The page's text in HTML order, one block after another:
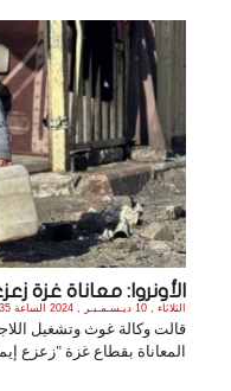
الأونروا: معاناة غزة
الثلاثاء , 10 ديـسـمـبـر , 2024 الساعة 6:34:35 PM
قالت وكالة غوث وتشغيل
المعاناة بقطاع غزة "زعزع